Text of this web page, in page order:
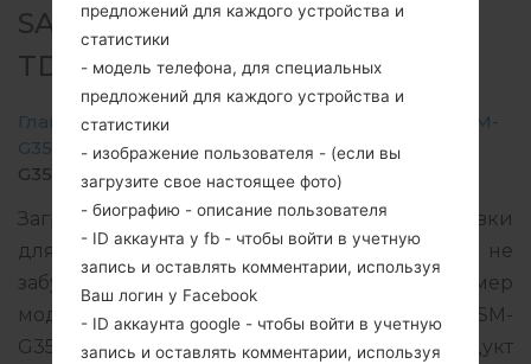
SAMSUNGGALAXY CORE MINI
TD-LTE
Главная →Galaxy Core Mini TD-LTE
SamsungSM-
G3568V →SM-
G3568V_1_20170321163652_6pzu3wj222.zip
Загрузите последнее обновление прошивки
для Samsung Galaxy Core Mini TD-LTE, но не
забудьте проверить, соответствует ли номер
модели вашего смартфона указанному SM-
G3568V. Код прошивки CHM для CHINA. Продукт
предложений для каждого устройства и
статистики
- модель телефона, для специальных
предложений для каждого устройства и
статистики
- изображение пользователя - (если вы
загрузите свое настоящее фото)
- биографию - описание пользователя
- ID аккаунта у fb - чтобы войти в учетную
запись и оставлять комментарии, используя
Ваш логин у Facebook
- ID аккаунта google - чтобы войти в учетную
запись и оставлять комментарии, используя